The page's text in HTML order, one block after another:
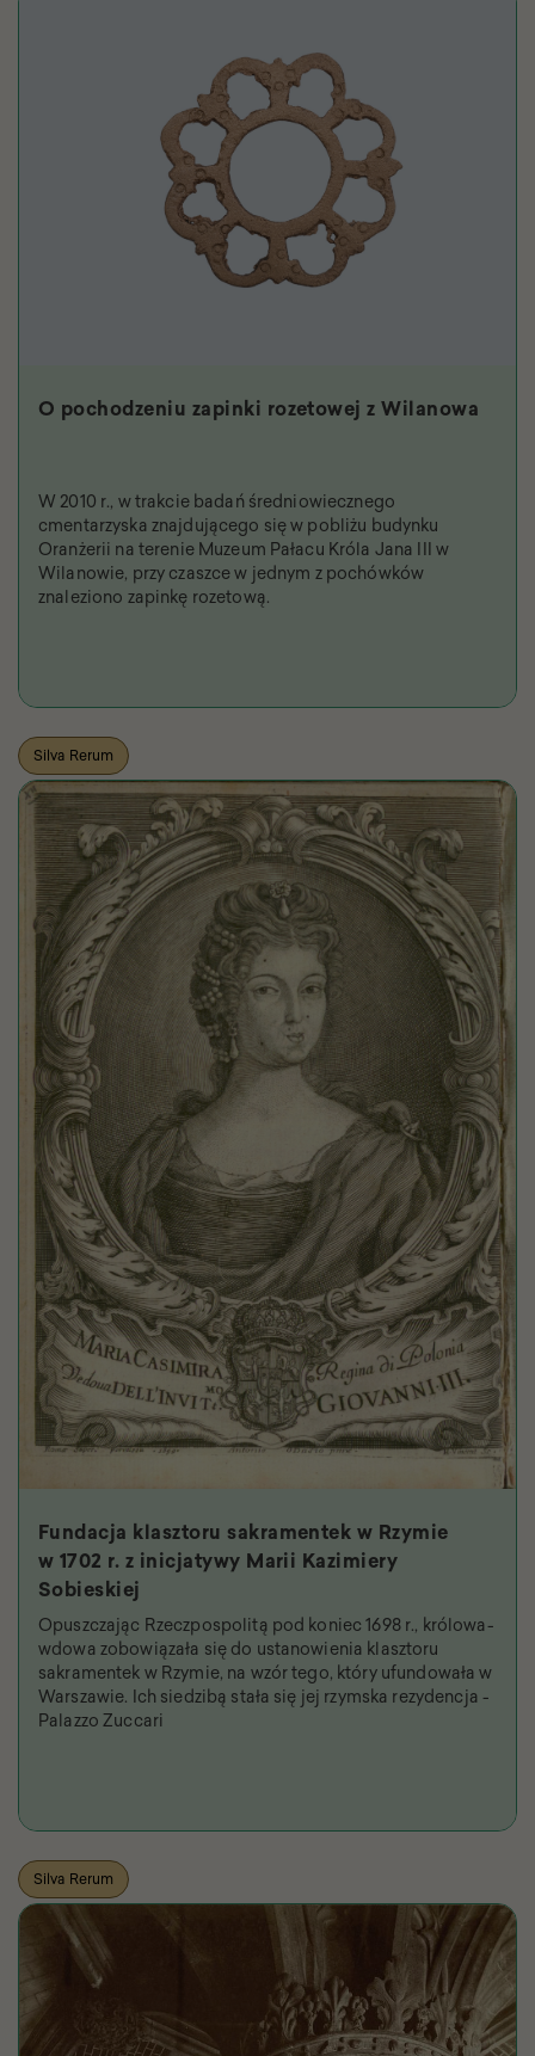
O pochodzeniu zapinki rozetowej z Wilanowa
W 2010 r., w trakcie badań średniowiecznego
cmentarzyska znajdującego się w pobliżu budynku
Oranżerii na terenie Muzeum Pałacu Króla Jana III w
Wilanowie, przy czaszce w jednym z pochówków
znaleziono zapinkę rozetową.
Silva Rerum
Fundacja klasztoru sakramentek w Rzymie
w 1702 r. z inicjatywy Marii Kazimiery
Sobieskiej
Opuszczając Rzeczpospolitą pod koniec 1698 r., królowa-
wdowa zobowiązała się do ustanowienia klasztoru
sakramentek w Rzymie, na wzór tego, który ufundowała w
Warszawie. Ich siedzibą stała się jej rzymska rezydencja -
Palazzo Zuccari
Silva Rerum